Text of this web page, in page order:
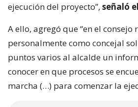
ejecución del proyecto”, señaló
A ello, agregó que “en el consejo
personalmente como concejal
puntos varios al alcalde un
conocer en que procesos se
marcha (…) para comenzar la